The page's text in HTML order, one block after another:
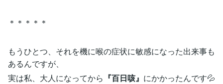
＊＊＊＊＊
もうひとつ、それを機に喉の症状に敏感になった出来事も
あるんですが、
実は私、大人になってから 『百日咳』 にかかったんです💦